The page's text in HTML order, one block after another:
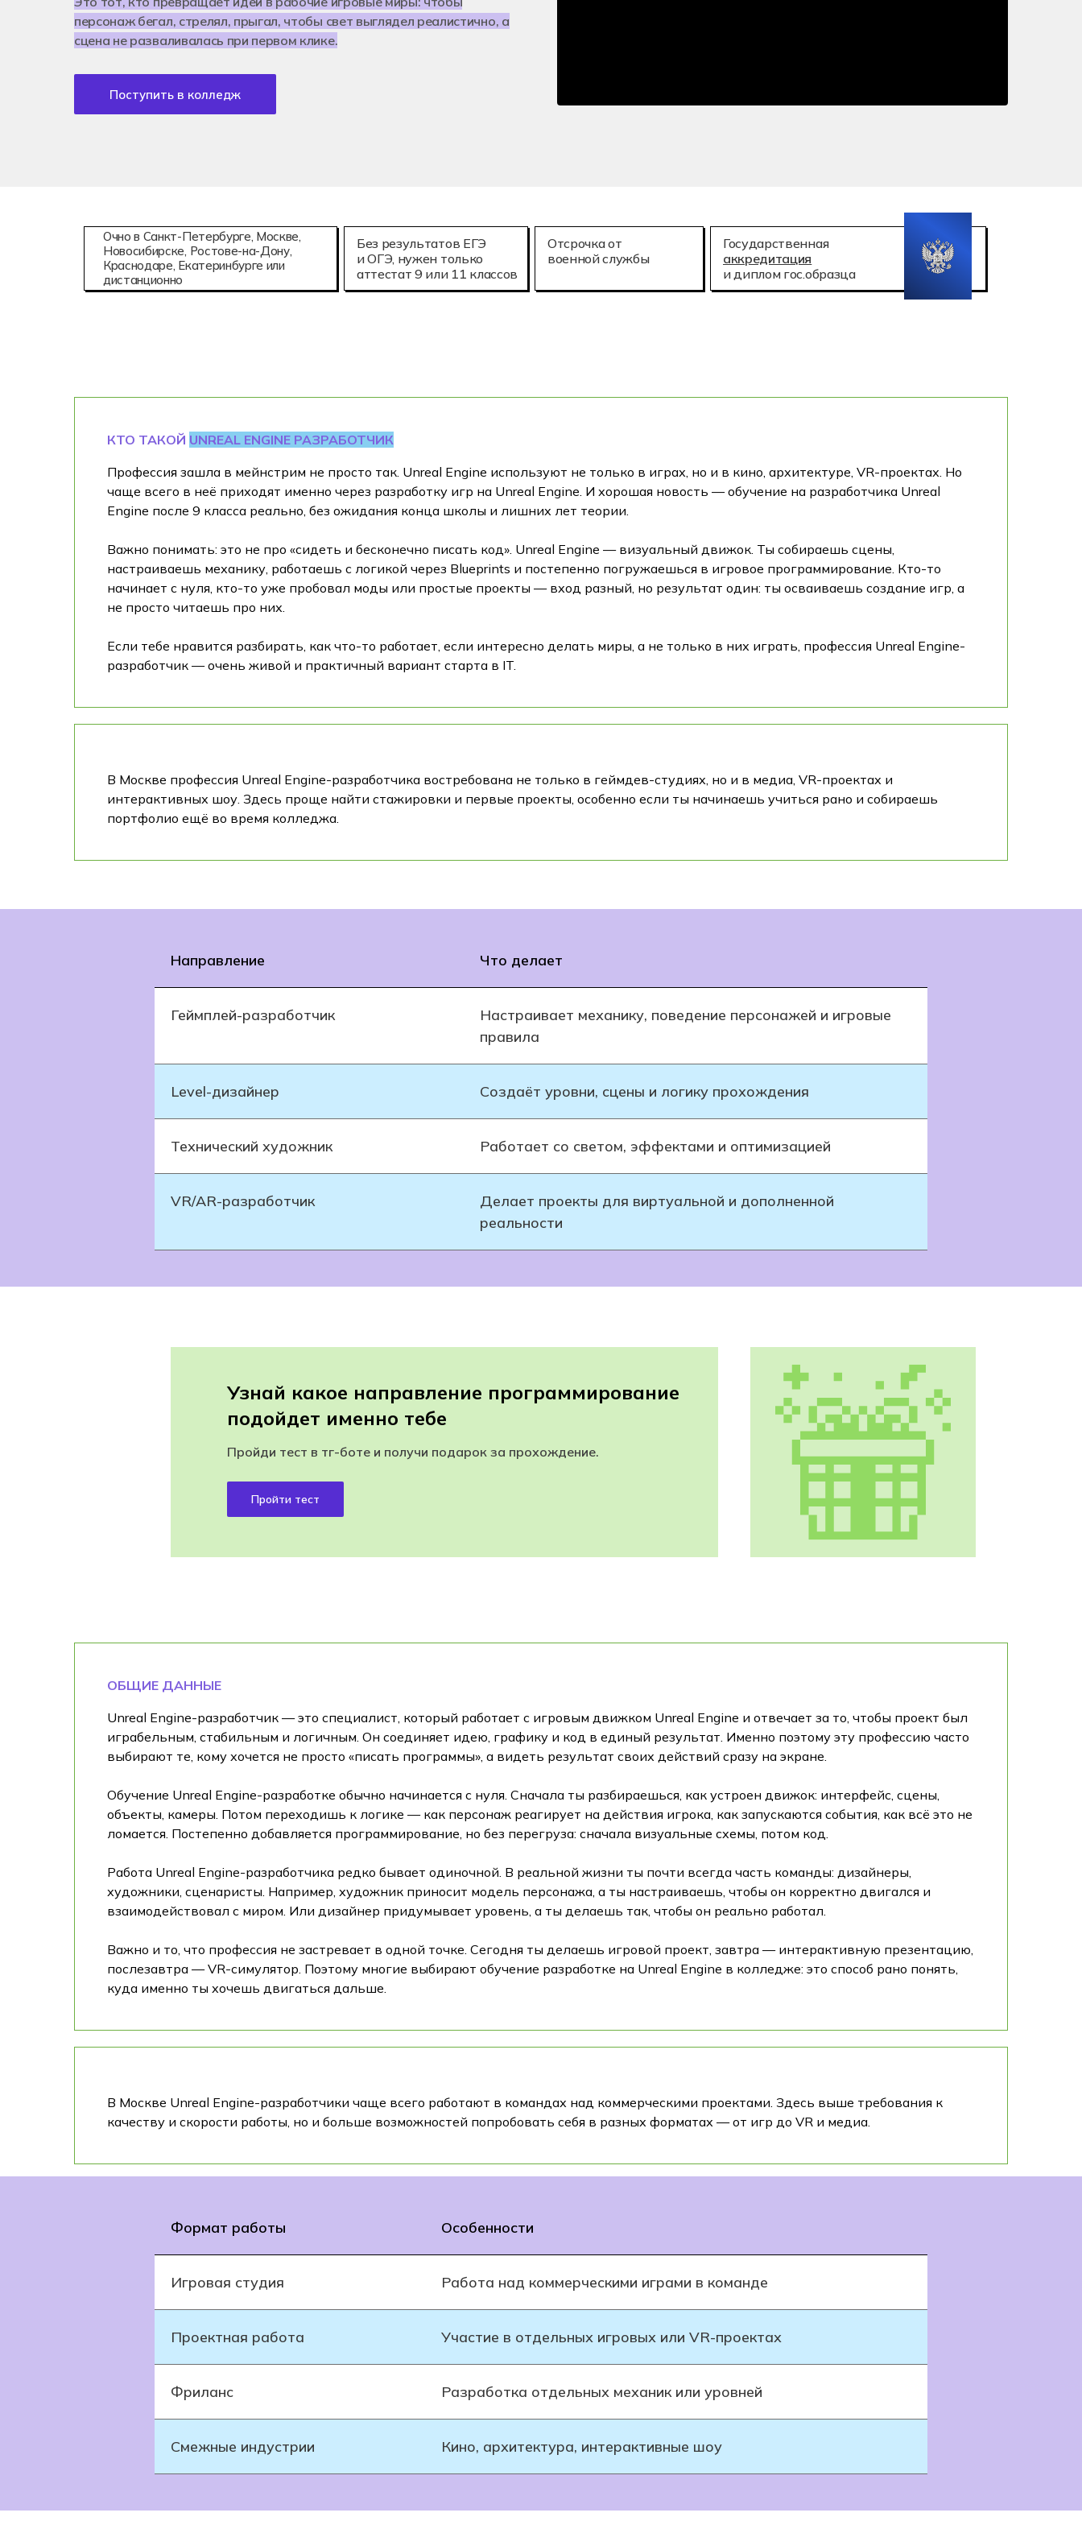
08.02.15
Информационное моделирование в строительстве
персонаж бегал, стрелял, прыгал, чтобы свет выглядел реалистично, а
сцена не разваливалась при первом клике.
Поступить в колледж
Государственная
аккредитация
и диплом гос.образца
Отсрочка от
военной службы
Без результатов ЕГЭ
и ОГЭ, нужен только
аттестат 9 или 11 классов
Очно в Санкт-Петербурге, Москве,
Новосибирске, Ростове-на-Дону,
Краснодаре, Екатеринбурге или
дистанционно
КТО ТАКОЙ UNREAL ENGINE РАЗРАБОТЧИК
Профессия зашла в мейнстрим не просто так. Unreal Engine используют не только в играх, но и в кино, архитектуре, VR-проектах. Но
чаще всего в неё приходят именно через разработку игр на Unreal Engine. И хорошая новость — обучение на разработчика Unreal
Engine после 9 класса реально, без ожидания конца школы и лишних лет теории.
Важно понимать: это не про «сидеть и бесконечно писать код». Unreal Engine — визуальный движок. Ты собираешь сцены,
настраиваешь механику, работаешь с логикой через Blueprints и постепенно погружаешься в игровое программирование. Кто-то
начинает с нуля, кто-то уже пробовал моды или простые проекты — вход разный, но результат один: ты осваиваешь создание игр, а
не просто читаешь про них.
Если тебе нравится разбирать, как что-то работает, если интересно делать миры, а не только в них играть, профессия Unreal Engine-
разработчик — очень живой и практичный вариант старта в IT.
В Москве профессия Unreal Engine-разработчика востребована не только в геймдев-студиях, но и в медиа, VR-проектах и
интерактивных шоу. Здесь проще найти стажировки и первые проекты, особенно если ты начинаешь учиться рано и собираешь
портфолио ещё во время колледжа.
Направление Что делает
Геймплей-разработчик
Настраивает механику, поведение персонажей и игровые
правила
Level-дизайнер Создаёт уровни, сцены и логику прохождения
Технический художник Работает со светом, эффектами и оптимизацией
VR/AR-разработчик
Делает проекты для виртуальной и дополненной
реальности
Узнай какое направление программирование
подойдет именно тебе
Пройди тест в тг-боте и получи подарок за прохождение.
Пройти тест
ОБЩИЕ ДАННЫЕ
Unreal Engine-разработчик — это специалист, который работает с игровым движком Unreal Engine и отвечает за то, чтобы проект был
играбельным, стабильным и логичным. Он соединяет идею, графику и код в единый результат. Именно поэтому эту профессию часто
выбирают те, кому хочется не просто «писать программы», а видеть результат своих действий сразу на экране.
Обучение Unreal Engine-разработке обычно начинается с нуля. Сначала ты разбираешься, как устроен движок: интерфейс, сцены,
объекты, камеры. Потом переходишь к логике — как персонаж реагирует на действия игрока, как запускаются события, как всё это не
ломается. Постепенно добавляется программирование, но без перегруза: сначала визуальные схемы, потом код.
Работа Unreal Engine-разработчика редко бывает одиночной. В реальной жизни ты почти всегда часть команды: дизайнеры,
художники, сценаристы. Например, художник приносит модель персонажа, а ты настраиваешь, чтобы он корректно двигался и
взаимодействовал с миром. Или дизайнер придумывает уровень, а ты делаешь так, чтобы он реально работал.
Важно и то, что профессия не застревает в одной точке. Сегодня ты делаешь игровой проект, завтра — интерактивную презентацию,
послезавтра — VR-симулятор. Поэтому многие выбирают обучение разработке на Unreal Engine в колледже: это способ рано понять,
куда именно ты хочешь двигаться дальше.
В Москве Unreal Engine-разработчики чаще всего работают в командах над коммерческими проектами. Здесь выше требования к
качеству и скорости работы, но и больше возможностей попробовать себя в разных форматах — от игр до VR и медиа.
Формат работы Особенности
Игровая студия Работа над коммерческими играми в команде
Проектная работа Участие в отдельных игровых или VR-проектах
Фриланс Разработка отдельных механик или уровней
Смежные индустрии Кино, архитектура, интерактивные шоу